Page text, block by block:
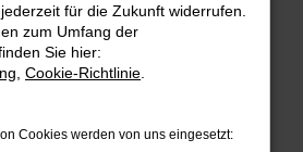
für die Zukunft widerrufen.
zum Umfang der
Sie hier:
Cookie-Richtlinie
Cookies werden von uns eingesetzt: